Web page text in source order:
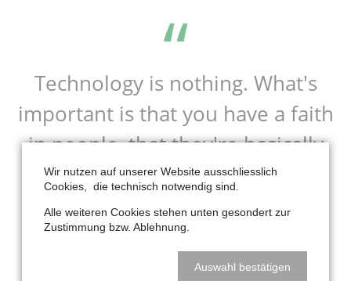
Technology is nothing. What's
important is that you have a faith
in people, that they're basically
good and smart, and if you give
them tools, they'll do wonderful
things with them.
STEVEN „STEVE“ PAUL JOBS, APPLE INC.
Wir nutzen auf unserer Website ausschliesslich
Cookies, die technisch notwendig sind.
Alle weiteren Cookies stehen unten gesondert zur
Zustimmung bzw. Ablehnung.
Auswahl bestätigen